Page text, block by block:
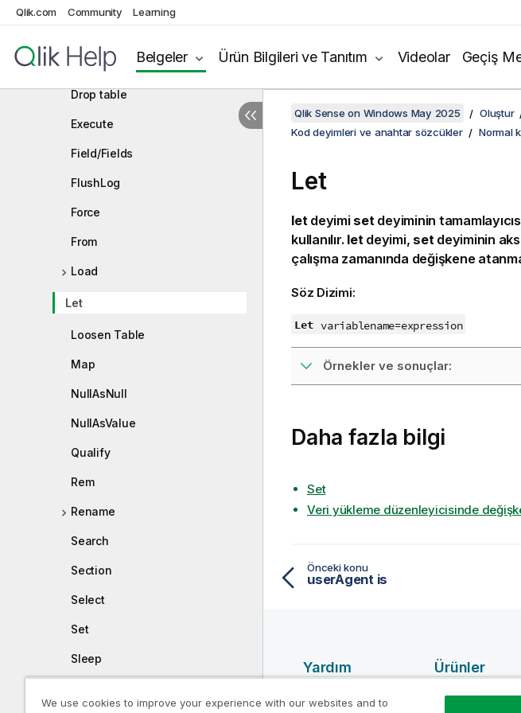
Qlik.com Community Learning
Belgeler Ürün Bilgileri ve Tanıtım Videolar Geçiş
Directory
Drop
Drop table
Execute
Field/Fields
FlushLog
Force
From
Load
Let
Loosen Table
Map
NullAsNull
NullAsValue
Qualify
Rem
Rename
Search
Section
Select
Set
Sleep
Qlik Sense on Windows May 2025 Oluştur
Kod deyimleri ve anahtar sözcükler
Normal
Let
letdeyimi setdeyiminin
kullanılır. letdeyimi, setdeyiminin
çalışma zamanında değişkene
Söz Dizimi:
Let variablename=expression
Örnekler ve sonuçlar:
Daha fazla bilgi
Set
Veri yükleme düzenleyicisinde
Önceki konu
userAgent is
Yardım
Ürünler
VERI
We use cookies to improve your experience with our websites and to